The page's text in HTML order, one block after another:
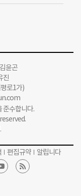
윤곤
진
로1가)
준수합니다.
편집규약 알립니다